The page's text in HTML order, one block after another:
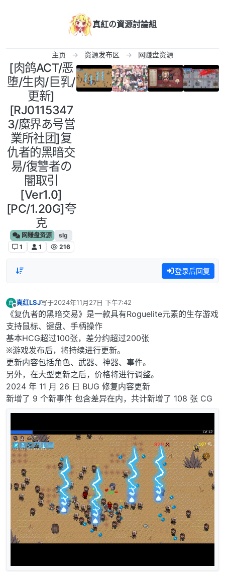
真紅の資源討論組
主页 资源发布区 网赚盘资源
[肉鸽ACT/恶
堕/生肉/巨乳/
更新]
[RJ0115347
3/魔界あ号営
業所社团]复
仇者的黑暗交
易/復讐者の
闇取引
[Ver1.0 ]
[PC/1.20G]夸
克
网赚盘资源
slg
1
1 216
登录后回复
真
离线
真红LSJ写于2024年11月27日 下午7:42
最后由 编辑
《复仇者的黑暗交易》是一款具有Roguelite元素的生存游戏
支持鼠标、键盘、手柄操作
基本HCG超过100张，差分约超过200张
※游戏发布后，将持续进行更新。
更新内容包括角色、武器、神器、事件。
另外，在大型更新之后，价格将进行调整。
2024 年 11 月 26 日 BUG 修复内容更新
新增了 9 个新事件 包含差异在内，共计新增了 108 张 CG